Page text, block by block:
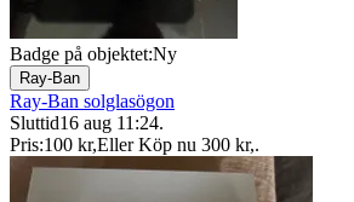
Badge på objektet:Ny
Ray-Ban
Ray-Ban solglasögon
Sluttid16 aug 11:24.
Pris:100 kr,Eller Köp nu 300 kr,.